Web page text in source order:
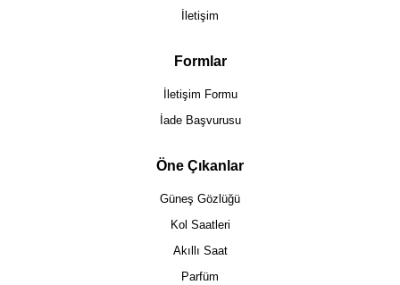
İletişim
Formlar
İletişim Formu
İade Başvurusu
Öne Çıkanlar
Güneş Gözlüğü
Kol Saatleri
Akıllı Saat
Parfüm